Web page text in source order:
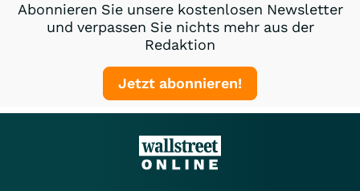
Abonnieren Sie unsere kostenlosen Newsletter
und verpassen Sie nichts mehr aus der
Redaktion
Jetzt abonnieren!